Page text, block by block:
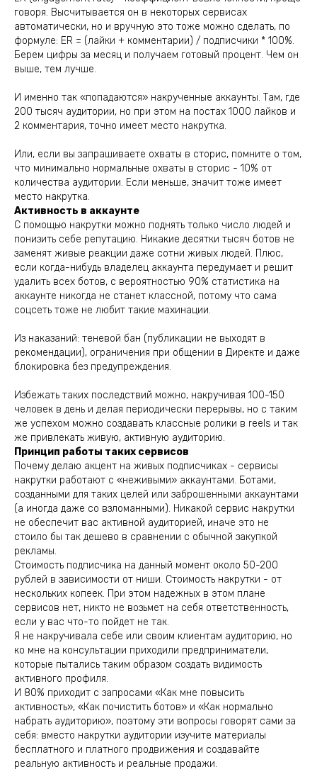
говоря. Высчитывается он в некоторых сервисах
автоматически, но и вручную это тоже можно сделать, по
формуле: ER = (лайки + комментарии) / подписчики * 100%.
Берем цифры за месяц и получаем готовый процент. Чем он
выше, тем лучше.
И именно так «попадаются» накрученные аккаунты. Там, где
200 тысяч аудитории, но при этом на постах 1000 лайков и
2 комментария, точно имеет место накрутка.
Или, если вы запрашиваете охваты в сторис, помните о том,
что минимально нормальные охваты в сторис - 10% от
количества аудитории. Если меньше, значит тоже имеет
место накрутка.
Активность в аккаунте
С помощью накрутки можно поднять только число людей и
понизить себе репутацию. Никакие десятки тысяч ботов не
заменят живые реакции даже сотни живых людей. Плюс,
если когда-нибудь владелец аккаунта передумает и решит
удалить всех ботов, с вероятностью 90% статистика на
аккаунте никогда не станет классной, потому что сама
соцсеть тоже не любит такие махинации.
Из наказаний: теневой бан (публикации не выходят в
рекомендации), ограничения при общении в Директе и даже
блокировка без предупреждения.
Избежать таких последствий можно, накручивая 100-150
человек в день и делая периодически перерывы, но с таким
же успехом можно создавать классные ролики в reels и так
же привлекать живую, активную аудиторию.
Принцип работы таких сервисов
Почему делаю акцент на живых подписчиках - сервисы
накрутки работают с «неживыми» аккаунтами. Ботами,
созданными для таких целей или заброшенными аккаунтами
(а иногда даже со взломанными). Никакой сервис накрутки
не обеспечит вас активной аудиторией, иначе это не
стоило бы так дешево в сравнении с обычной закупкой
рекламы.
Стоимость подписчика на данный момент около 50-200
рублей в зависимости от ниши. Стоимость накрутки - от
нескольких копеек. При этом надежных в этом плане
сервисов нет, никто не возьмет на себя ответственность,
если у вас что-то пойдет не так.
Я не накручивала себе или своим клиентам аудиторию, но
ко мне на консультации приходили предприниматели,
которые пытались таким образом создать видимость
активного профиля.
И 80% приходит с запросами «Как мне повысить
активность», «Как почистить ботов» и «Как нормально
набрать аудиторию», поэтому эти вопросы говорят сами за
себя: вместо накрутки аудитории изучите материалы
бесплатного и платного продвижения и создавайте
реальную активность и реальные продажи.